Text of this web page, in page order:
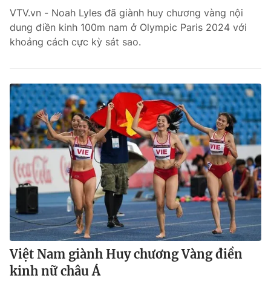
VTV.vn - Noah Lyles đã giành huy chương vàng nội
dung điền kinh 100m nam ở Olympic Paris 2024 với
khoảng cách cực kỳ sát sao.
Việt Nam giành Huy chương Vàng điền
kinh nữ châu Á